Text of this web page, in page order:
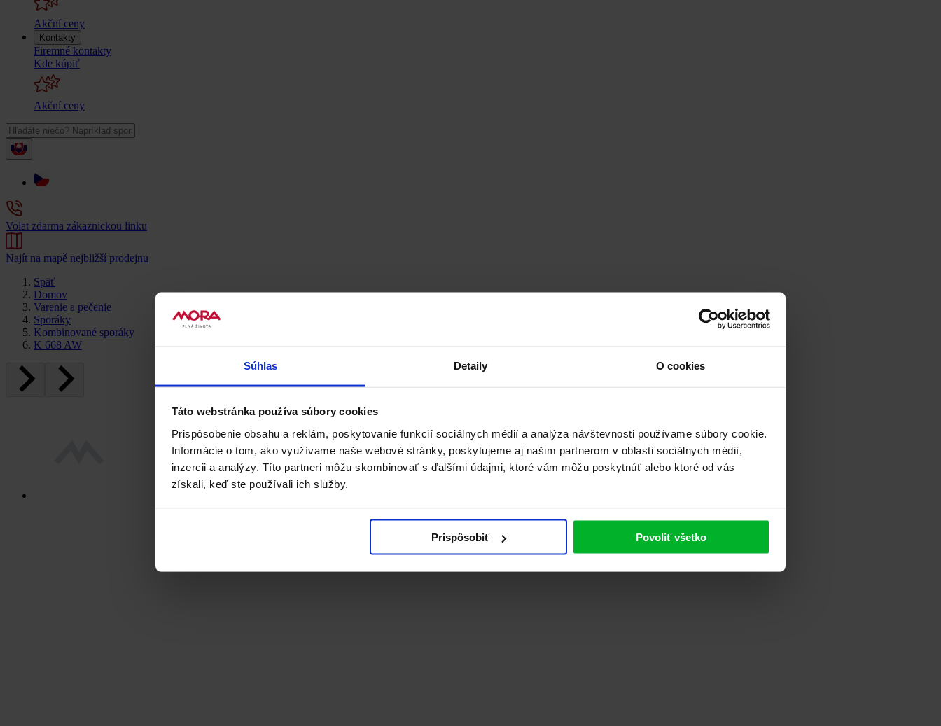
Súhlas Detaily O cookies
Táto webstránka používa súbory cookies
Prispôsobenie obsahu a reklám, poskytovanie funkcií sociálnych médií a analýza návštevnosti používame súbory cookie.
Informácie o tom, ako využívame naše webové stránky, poskytujeme aj našim partnerom v oblasti sociálnych médií,
inzercii a analýzy. Títo partneri môžu skombinovať s ďalšími údajmi, ktoré vám môžu poskytnúť alebo ktoré od vás
získali, keď ste používali ich služby.
Prispôsobiť Povoliť všetko
Akční ceny
Kontakty
Firemné kontakty
Kde kúpiť
Akční ceny
Volat zdarma zákaznickou linku
Najít na mapě nejbližší prodejnu
Späť
Domov
Varenie a pečenie
Sporáky
Kombinované sporáky
K 668 AW